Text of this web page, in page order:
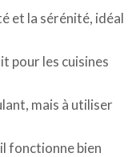
et la sérénité, idéal
pour les cuisines
mais à utiliser
fonctionne bien